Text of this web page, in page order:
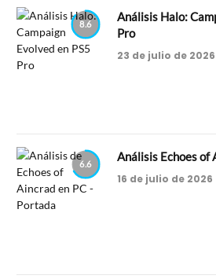
8.6
Análisis Halo:
Pro
23 de julio de 2026
6.6
Análisis Echoes of
16 de julio de 2026